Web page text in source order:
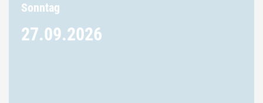
Sonntag
27.09.2026